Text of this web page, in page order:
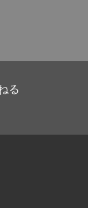
る